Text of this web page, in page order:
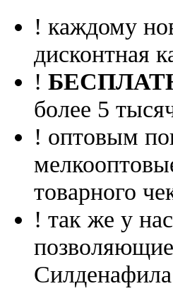
! каждому
дисконтная
!
более 5
! оптовым
товарного
! так же у